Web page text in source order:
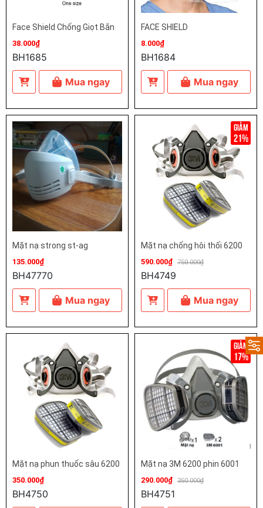
Face Shield Chống Giọt Bắn
38.000₫
BH1685
Mua ngay
FACE SHIELD
8.000₫
BH1684
Mua ngay
Mặt nạ strong st-ag
135.000₫
BH47770
Mua ngay
21%
Mặt nạ chống hôi thối 6200
590.000₫ 750.000₫
BH4749
Mua ngay
Mặt nạ phun thuốc sâu 6200
350.000₫
BH4750
17%
Mặt nạ 3M 6200 phin 6001
290.000₫ 350.000₫
BH4751